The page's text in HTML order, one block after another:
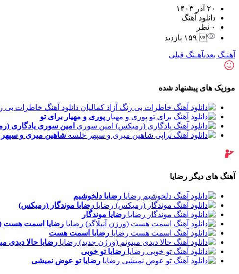
۲۰ آذر ۱۴۰۳
دانلود آهنگ
۰ نظر
۱۵۹ بازدید
آهنـگ بعدیآهـنگ قبلی
موزیک های پیشنهاد شده
دانلود آهنگ خاطرات بی
پوری و مهیار برای تو
امین سوری یادگاری
شاهین میری و
آهنگ های دیگر رضایا
رضایا دلخوشیم
رضایا موندگار (رمیکس)
رضایا موندگار
رضایا اسمت هست
رضایا اسمت هست
رضایا حالا دیدی
رضایا تو خوبی
رضایا تو عوض نمیشی